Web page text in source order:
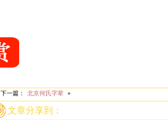
下一篇： 北京何氏字辈 »
文章分享到：